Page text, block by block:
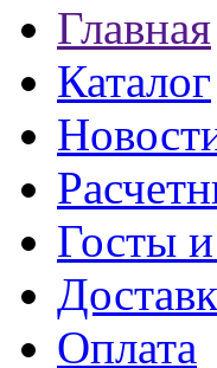
Главная
Каталог
Госты
Оплата